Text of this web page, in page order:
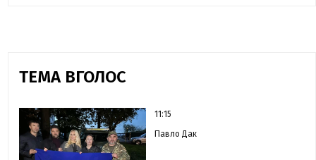
ТЕМА ВГОЛОС
11:15
Павло Дак